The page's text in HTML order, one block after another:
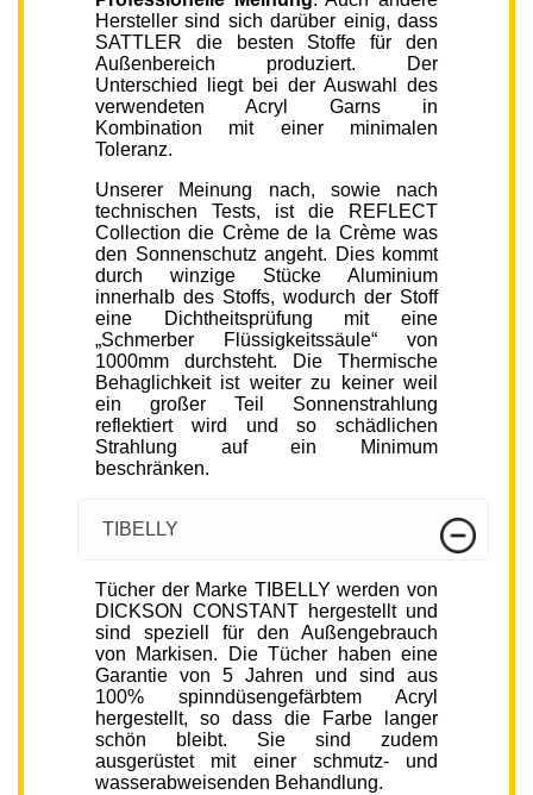
Hersteller sind sich darüber einig, dass
SATTLER die besten Stoffe für den
Außenbereich produziert. Der
Unterschied liegt bei der Auswahl des
verwendeten Acryl Garns in
Kombination mit einer minimalen
Toleranz.
Unserer Meinung nach, sowie nach
technischen Tests, ist die REFLECT
Collection die Crème de la Crème was
den Sonnenschutz angeht. Dies kommt
durch winzige Stücke Aluminium
innerhalb des Stoffs, wodurch der Stoff
eine Dichtheitsprüfung mit eine
„Schmerber Flüssigkeitssäule“ von
1000mm durchsteht. Die Thermische
Behaglichkeit ist weiter zu keiner weil
ein großer Teil Sonnenstrahlung
reflektiert wird und so schädlichen
Strahlung auf ein Minimum
beschränken.
TIBELLY
Tücher der Marke TIBELLY werden von
DICKSON CONSTANT hergestellt und
sind speziell für den Außengebrauch
von Markisen. Die Tücher haben eine
Garantie von 5 Jahren und sind aus
100% spinndüsengefärbtem Acryl
hergestellt, so dass die Farbe langer
schön bleibt. Sie sind zudem
ausgerüstet mit einer schmutz- und
wasserabweisenden Behandlung.